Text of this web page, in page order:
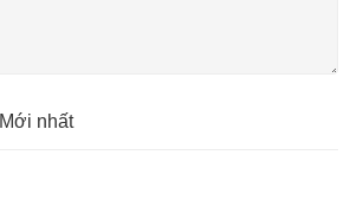
Mới nhất